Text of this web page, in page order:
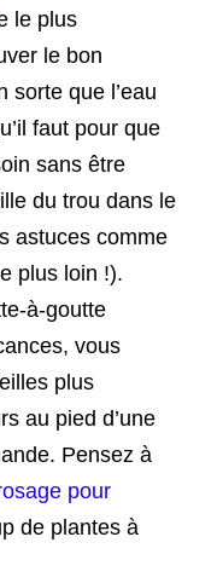
le plus
le bon
sorte que l’eau
faut pour que
sans être
du trou dans le
astuces comme
plus loin !).
à-goutte
vous
plus
au pied d’une
Pensez à
pour
de plantes à